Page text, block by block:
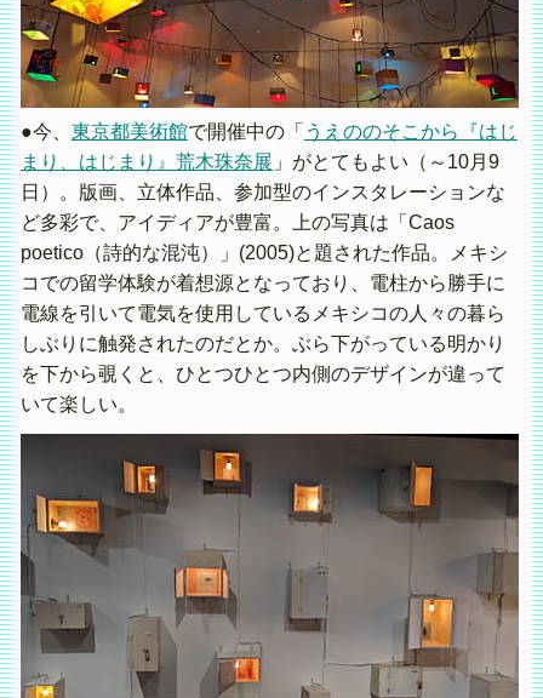
●今、 東京都美術館で開催中の「 うえののそこから『はじ
まり、はじまり』荒木珠奈展 」がとてもよい（～10月9
日）。版画、立体作品、参加型のインスタレーションな
ど多彩で、アイディアが豊富。上の写真は「Caos
poetico（詩的な混沌）」(2005)と題された作品。メキシ
コでの留学体験が着想源となっており、電柱から勝手に
電線を引いて電気を使用しているメキシコの人々の暮ら
しぶりに触発されたのだとか。ぶら下がっている明かり
を下から覗くと、ひとつひとつ内側のデザインが違って
いて楽しい。